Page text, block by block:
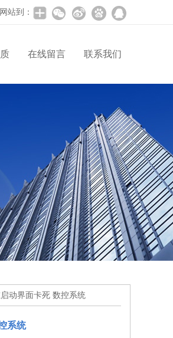
站到：
在线留言 联系我们
动界面卡死 数控系统
系统